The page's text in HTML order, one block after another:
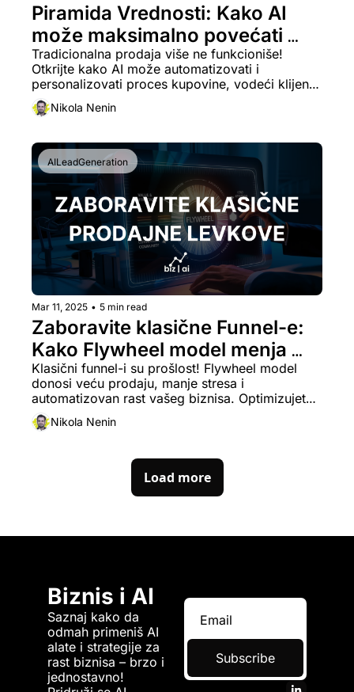
Piramida Vrednosti: Kako AI
može maksimalno povećati
prihod i lojalnost klijenata
Tradicionalna prodaja više ne funkcioniše!
Otkrijte kako AI može automatizovati i
personalizovati proces kupovine, vodeći klijente
kroz strategiju koja povećava prihode i lojalnost
bez napornih prodajnih poziva.
Nikola Nenin
AILeadGeneration
Mar 11, 2025 • 5 min read
Zaboravite klasične Funnel-e:
Kako Flywheel model menja
igru u generisanju Lead-ova
Klasični funnel-i su prošlost! Flywheel model
donosi veću prodaju, manje stresa i
automatizovan rast vašeg biznisa. Optimizujete
svoj sistem generisanja lead-ova i povećajte
prodaju bez forsiranih poziva.
Nikola Nenin
Load more
Biznis i AI
Saznaj kako da
odmah primeniš AI
alate i strategije za
rast biznisa – brzo i
jednostavno!
Subscribe